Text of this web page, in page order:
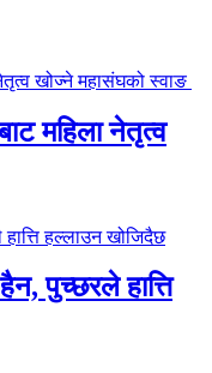
महिला नेतृत्व
पुच्छरले हात्ति